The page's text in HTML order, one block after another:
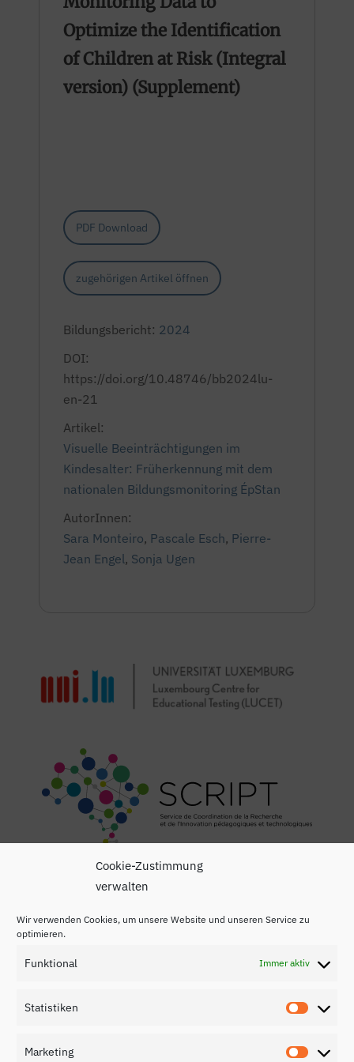
Cookie-Zustimmung
verwalten
Wir verwenden Cookies, um unsere Website und unseren Service zu
optimieren.
Funktional Immer aktiv
Statistiken
Marketing
Optimize the Identification
of Children at Risk (Integral
version) (Supplement)
PDF Download
zugehörigen Artikel öffnen
Bildungsbericht: 2024
DOI:
https://doi.org/10.48746/bb2024lu-
en-21
Artikel:
Visuelle Beeinträchtigungen im
Kindesalter: Früherkennung mit dem
nationalen Bildungsmonitoring ÉpStan
AutorInnen:
Sara Monteiro, Pascale Esch, Pierre-
Jean Engel, Sonja Ugen
Datenschutzerklärung